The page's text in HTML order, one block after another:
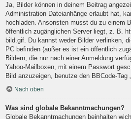
Ja, Bilder können in deinem Beitrag
Administration Dateianhänge erlaubt hat,
hochladen. Ansonsten musst du zu einem
öffentlich zugänglichen Server liegt, z. B.
bild.gif. Du kannst weder Bilder verlinken,
PC befinden (außer es ist ein öffentlich
Bildern, die nur nach einer Anmeldung
Yahoo-Mailboxen, mit einem Passwort
Bild anzuzeigen, benutze den BBCode-Tag
Nach oben
Was sind globale Bekanntmachungen?
Globale Bekanntmachungen beinhalten